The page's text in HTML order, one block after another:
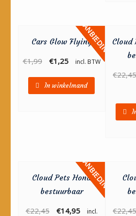
AANBIEDING!
Cars Glow Flying
€1,99 €1,25 incl. BTW
In winkelmand
Cloud
€
AANBIEDING!
Cloud Pets Hond
bestuurbaar
€22,45 €14,95
incl.
€